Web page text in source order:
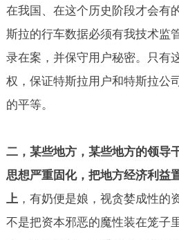
在我国、在这个历史阶段才会有
斯拉的行车数据必须有我技术监
录在案，并保守用户秘密。只有
权，保证特斯拉用户和特斯拉公
的平等。
二，某些地方，某些地方的领导
思想严重固化，把地方经济利益
上 ，有奶便是娘，视贪婪成性的
不是把资本邪恶的魔性装在笼子